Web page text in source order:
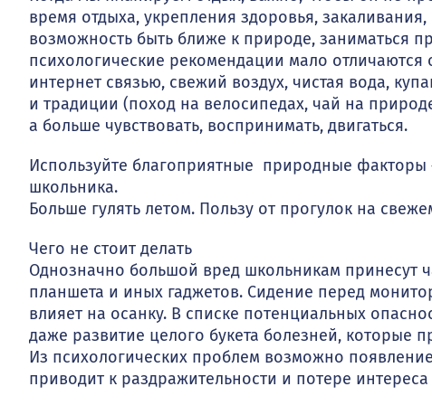
время отдыха, укрепления здоровья,
возможность быть ближе к природе, заниматься
психологические рекомендации мало
интернет связью, свежий воздух, чистая вода,
и традиции (поход на велосипедах, чай на
а больше чувствовать, воспринимать, двигаться.
Используйте благоприятные природные факторы
школьника.
Больше гулять летом. Пользу от прогулок на
Чего не стоит делать
Однозначно большой вред школьникам принесут
планшета и иных гаджетов. Сидение перед
влияет на осанку. В списке потенциальных
даже развитие целого букета болезней, которые
Из психологических проблем возможно
приводит к раздражительности и потере